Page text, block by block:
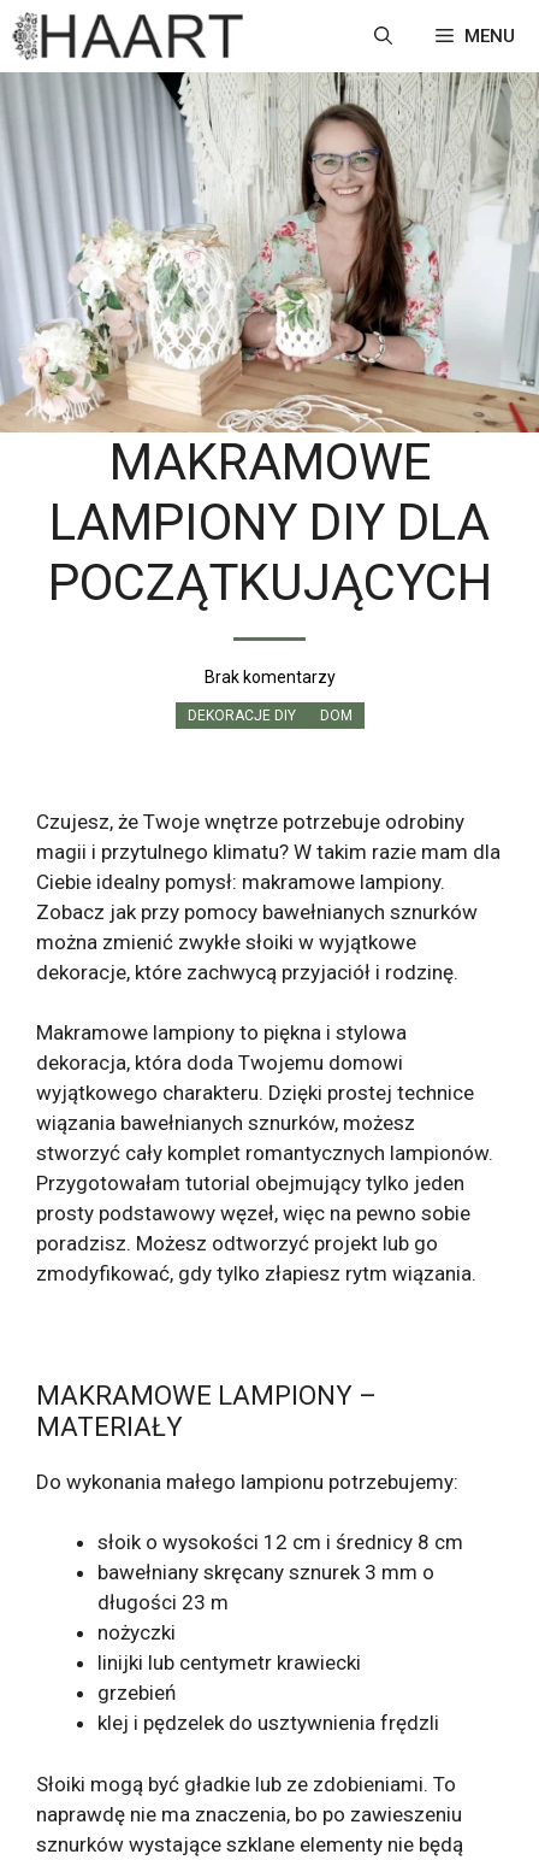
Przejdź
do
treści
MENU
MAKRAMOWE
LAMPIONY DIY DLA
POCZĄTKUJĄCYCH
Brak komentarzy
DEKORACJE DIY DOM
Czujesz, że Twoje wnętrze potrzebuje odrobiny
magii i przytulnego klimatu? W takim razie mam dla
Ciebie idealny pomysł: makramowe lampiony.
Zobacz jak przy pomocy bawełnianych sznurków
można zmienić zwykłe słoiki w wyjątkowe
dekoracje, które zachwycą przyjaciół i rodzinę.
Makramowe lampiony to piękna i stylowa
dekoracja, która doda Twojemu domowi
wyjątkowego charakteru. Dzięki prostej technice
wiązania bawełnianych sznurków, możesz
stworzyć cały komplet romantycznych lampionów.
Przygotowałam tutorial obejmujący tylko jeden
prosty podstawowy węzeł, więc na pewno sobie
poradzisz. Możesz odtworzyć projekt lub go
zmodyfikować, gdy tylko złapiesz rytm wiązania.
MAKRAMOWE LAMPIONY –
MATERIAŁY
Do wykonania małego lampionu potrzebujemy:
słoik o wysokości 12 cm i średnicy 8 cm
bawełniany skręcany sznurek 3 mm o
długości 23 m
nożyczki
linijki lub centymetr krawiecki
grzebień
klej i pędzelek do usztywnienia frędzli
Słoiki mogą być gładkie lub ze zdobieniami. To
naprawdę nie ma znaczenia, bo po zawieszeniu
sznurków wystające szklane elementy nie będą